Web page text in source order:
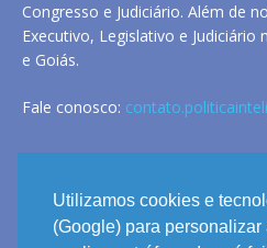
Utilizamos cookies e
(Google) para personalizar
Congresso e Judiciário. Além de
Executivo, Legislativo e
e Goiás.
Fale conosco:
LINKS